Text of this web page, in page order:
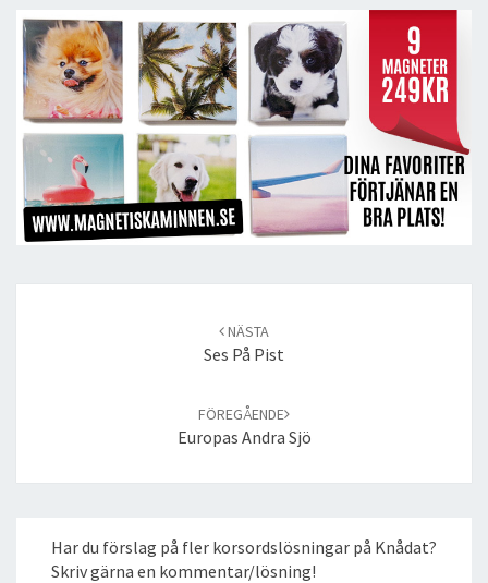
NÄSTA
Ses På Pist
FÖREGÅENDE
Europas Andra Sjö
Har du förslag på fler korsordslösningar på Knådat?
Skriv gärna en kommentar/lösning!